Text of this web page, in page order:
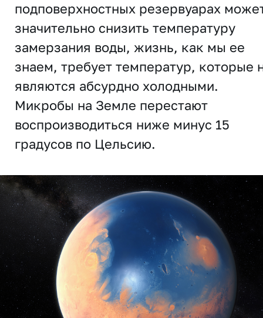
подповерхностных резервуарах
значительно снизить температуру
замерзания воды, жизнь, как мы ее
знаем, требует температур, которые
являются абсурдно холодными.
Микробы на Земле перестают
воспроизводиться ниже минус 15
градусов по Цельсию.